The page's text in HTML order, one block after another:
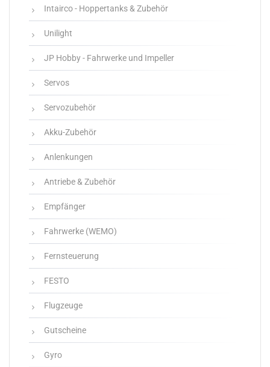
Intairco - Hoppertanks & Zubehör
Unilight
JP Hobby - Fahrwerke und Impeller
Servos
Servozubehör
Akku-Zubehör
Anlenkungen
Antriebe & Zubehör
Empfänger
Fahrwerke (WEMO)
Fernsteuerung
FESTO
Flugzeuge
Gutscheine
Gyro